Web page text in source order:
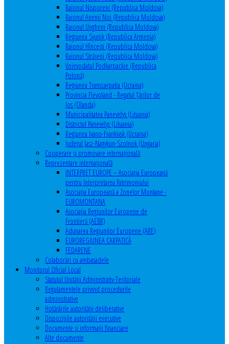
Raionul Nisporeni (Republica Moldova)
Raionul Anenii Noi (Republica Moldova)
Raionul Ungheni (Republica Moldova)
Regiunea Syunik (Republica Armenia)
Raionul Hîncești (Republica Moldova)
Raionul Străşeni (Republica Moldova)
Voievodatul Podkarpackie (Republica
Polonă)
Regiunea Transcarpatia (Ucraina)
Provincia Flevoland - Regatul Ţărilor de
Jos (Olanda)
Municipalitatea Panevėžys (Lituania)
Districtul Panevėžys (Lituania)
Regiunea Ivano-Frankivsk (Ucraina)
Judeţul Jasz-Nagykun-Szolnok (Ungaria)
Cooperare şi promovare internaţională
Reprezentare internaţională
INTERPRET EUROPE – Asociația Europeană
pentru Interpretarea Patrimoniului
Asociația Europeană a Zonelor Montane -
EUROMONTANA
Asociația Regiunilor Europene de
Frontieră (AEBR)
Adunarea Regiunilor Europene (ARE)
EUROREGIUNEA CARPATICĂ
FEDARENE
Colaborări cu ambasadele
Monitorul Oficial Local
Statutul Unităţii Administrativ-Teritoriale
Regulamentele privind procedurile
administrative
Hotărârile autorităţii deliberative
Dispoziţiile autorităţii executive
Documente şi informaţii financiare
Alte documente